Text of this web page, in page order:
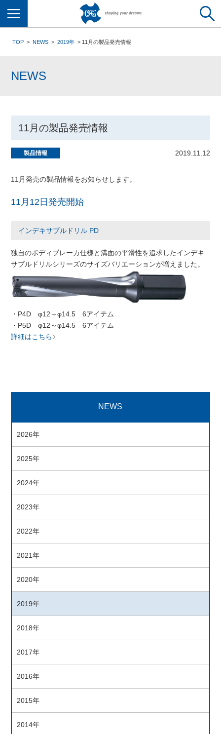
TOP NEWS 2019年 11月の製品発売情報
NEWS
11月の製品発売情報
製品情報 2019.11.12
11月発売の製品情報をお知らせします。
11月12日発売開始
インデキサブルドリル PD
独自のボディブレーカ仕様と溝面の平滑性を追求したインデキ
サブルドリルシリーズのサイズバリエーションが増えました。
・P4D φ12～φ14.5 6アイテム
・P5D φ12～φ14.5 6アイテム
詳細はこちら
NEWS
2026年
2025年
2024年
2023年
2022年
2021年
2020年
2019年
2018年
2017年
2016年
2015年
2014年